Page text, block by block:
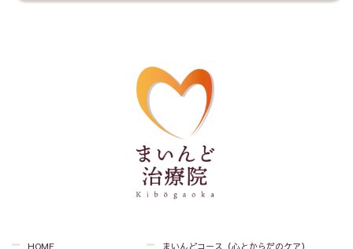
HOME まいんどコース（心とからだのケア）